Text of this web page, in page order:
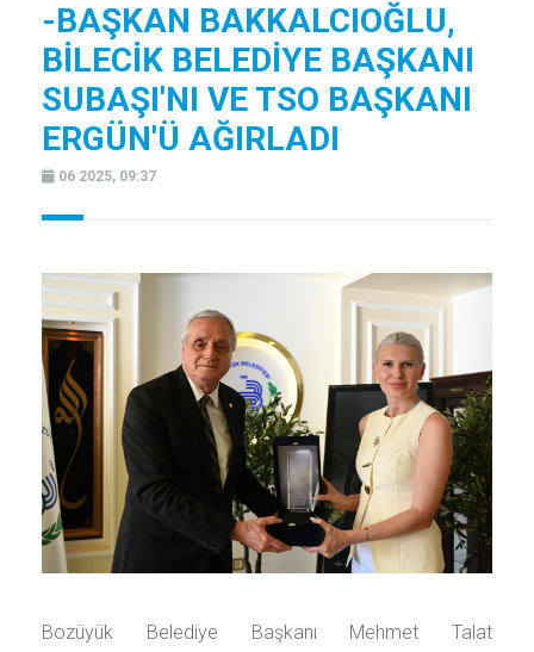
-BAŞKAN BAKKALCIOĞLU,
BİLECİK BELEDİYE BAŞKANI
SUBAŞI'NI VE TSO BAŞKANI
ERGÜN'Ü AĞIRLADI
06 2025, 09:37
Bozüyük Belediye Başkanı Mehmet Talat